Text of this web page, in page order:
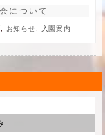
について
お知らせ 入園案内